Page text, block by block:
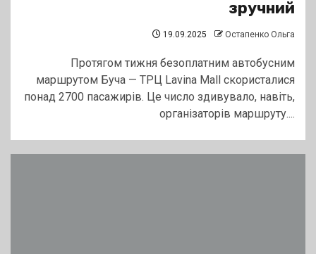
зручний
19.09.2025 Остапенко Ольга
Протягом тижня безоплатним автобусним
маршрутом Буча — ТРЦ Lavina Mall скористалися
понад 2700 пасажирів. Це число здивувало, навіть,
організаторів маршруту....